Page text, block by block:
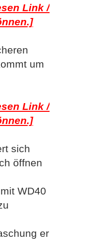
Link /
um
Link /
sich
öffnen
WD40
er